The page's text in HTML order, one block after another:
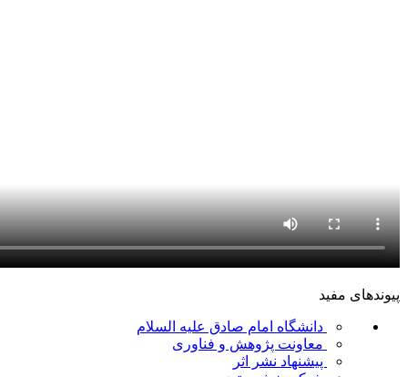
پیوندهای مفید
دانشگاه امام صادق علیه السلام
معاونت پژوهش و فناوری
پیشنهاد نشر اثر